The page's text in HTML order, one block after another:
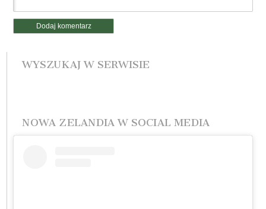
WYSZUKAJ W SERWISIE
NOWA ZELANDIA W SOCIAL MEDIA